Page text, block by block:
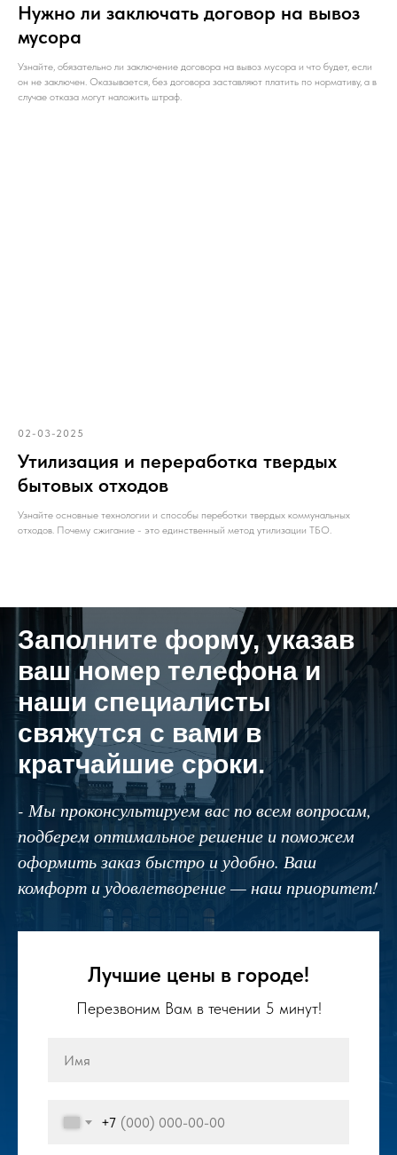
Нужно ли заключать договор на вывоз
мусора
Узнайте, обязательно ли заключение договора на вывоз мусора и что будет, если
он не заключен. Оказывается, без договора заставляют платить по нормативу, а в
случае отказа могут наложить штраф.
02-03-2025
Утилизация и переработка твердых
бытовых отходов
Узнайте основные технологии и способы переботки твердых коммунальных
отходов. Почему сжигание - это единственный метод утилизации ТБО.
Заполните форму, указав
ваш номер телефона и
наши специалисты
свяжутся с вами в
кратчайшие сроки.
- Мы проконсультируем вас по всем вопросам,
подберем оптимальное решение и поможем
оформить заказ быстро и удобно. Ваш
комфорт и удовлетворение — наш приоритет!
Лучшие цены в городе!
Перезвоним Вам в течении 5 минут!
+7